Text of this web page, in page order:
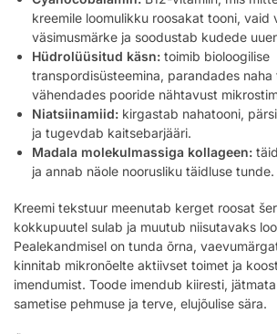
kreemile loomulikku roosakat tooni, vaid
väsimusmärke ja soodustab kudede
Hüdrolüüsitud käsn: toimib bioloogilise
transpordisüsteemina, parandades naha
vähendades pooride nähtavust
Niatsiinamiid: kirgastab nahatooni,
ja tugevdab kaitsebarjääri.
Madala molekulmassiga kollageen:
ja annab näole noorusliku täidluse tunde.
Kreemi tekstuur meenutab kerget roosat
kokkupuutel sulab ja muutub niisutavaks
Pealekandmisel on tunda õrna,
kinnitab mikronõelte aktiivset toimet ja
imendumist. Toode imendub kiiresti,
sametise pehmuse ja terve, elujõulise sära.